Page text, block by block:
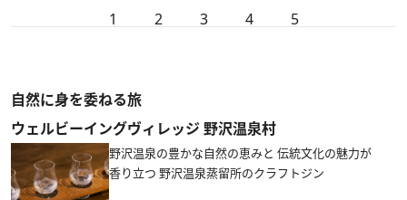
1 2 3 4 5
自然に身を委ねる旅
ウェルビーイングヴィレッジ 野沢温泉村
野沢温泉の豊かな自然の恵みと 伝統文化の魅力が
香り立つ 野沢温泉蒸留所のクラフトジン